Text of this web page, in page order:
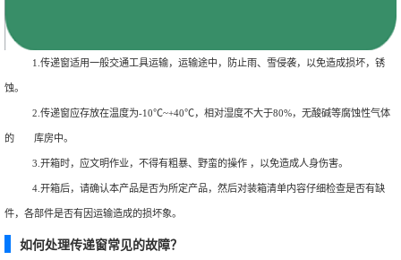
1.传递窗适用一般交通工具运输，运输途中，防止雨、雪侵袭，以免造成损坏，锈
蚀。
2.传递窗应存放在温度为-10℃~+40℃，相对湿度不大于80%，无酸碱等腐蚀性气体
的 库房中。
3.开箱时，应文明作业，不得有粗暴、野蛮的操作 ，以免造成人身伤害。
4.开箱后，请确认本产品是否为所定产品，然后对装箱清单内容仔细检查是否有缺
件，各部件是否有因运输造成的损坏象。
如何处理传递窗常见的故障？